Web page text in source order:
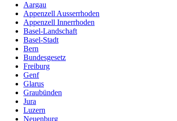
Aargau
Appenzell Ausserrhoden
Appenzell Innerrhoden
Basel-Landschaft
Basel-Stadt
Bern
Bundesgesetz
Freiburg
Genf
Glarus
Graubünden
Jura
Luzern
Neuenburg